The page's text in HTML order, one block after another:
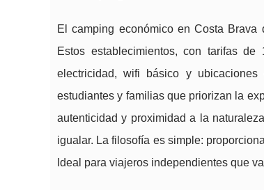
El camping económico en Costa Brava
Estos establecimientos, con tarifas
electricidad, wifi básico y
estudiantes y familias que priorizan la
autenticidad y proximidad a la
igualar. La filosofía es simple:
Ideal para viajeros independientes que